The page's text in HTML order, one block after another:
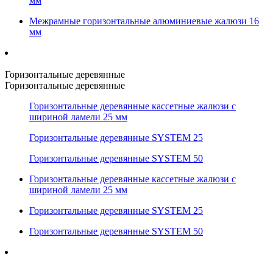
Межрамные горизонтальные алюминиевые жалюзи 16
мм
Горизонтальные деревянные
Горизонтальные деревянные
Горизонтальные деревянные кассетные жалюзи с
шириной ламели 25 мм
Горизонтальные деревянные SYSTEM 25
Горизонтальные деревянные SYSTEM 50
Горизонтальные деревянные кассетные жалюзи с
шириной ламели 25 мм
Горизонтальные деревянные SYSTEM 25
Горизонтальные деревянные SYSTEM 50